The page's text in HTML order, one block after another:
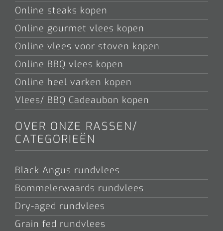
Online steaks kopen
Online gourmet vlees kopen
Online vlees voor stoven kopen
Online BBQ vlees kopen
Online heel varken kopen
Vlees/ BBQ Cadeaubon kopen
OVER ONZE RASSEN/
CATEGORIEËN
Black Angus rundvlees
Bommelerwaards rundvlees
Dry-aged rundvlees
Grain fed rundvlees